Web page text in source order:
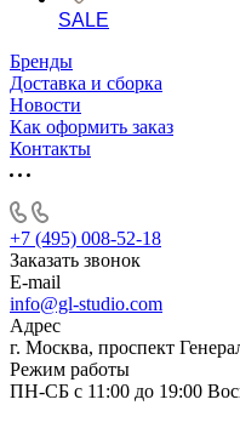
SALE
Бренды
Доставка и сборка
Новости
Как оформить заказ
Контакты
+7 (495) 008-52-18
Заказать звонок
E-mail
info@gl-studio.com
Адрес
г. Москва, проспект
Режим работы
ПН-СБ с 11:00 до 19:00